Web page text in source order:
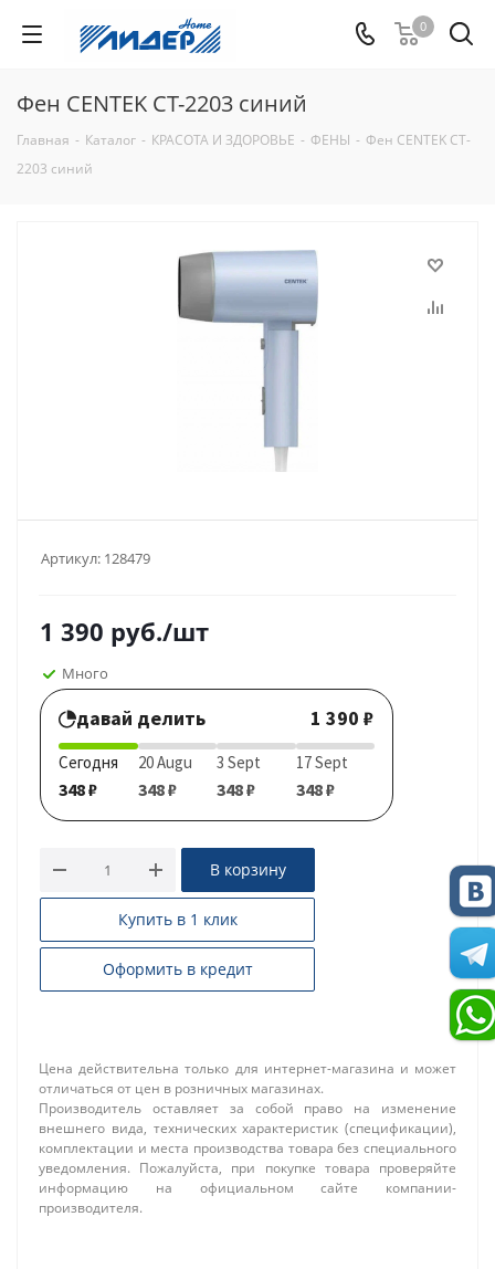
0
Фен CENTEK CT-2203 синий
Главная - Каталог - КРАСОТА И ЗДОРОВЬЕ - ФЕНЫ - Фен CENTEK CT-
2203 синий
Артикул: 128479
1 390 руб./шт
Много
давай делить 1 390 ₽
Сегодня
348 ₽
20 Augu
348 ₽
3 Sept
348 ₽
17 Sept
348 ₽
В корзину
Купить в 1 клик
Оформить в кредит
Цена действительна только для интернет-магазина и может
отличаться от цен в розничных магазинах.
Производитель оставляет за собой право на изменение
внешнего вида, технических характеристик (спецификации),
комплектации и места производства товара без специального
уведомления. Пожалуйста, при покупке товара проверяйте
информацию на официальном сайте компании-
производителя.